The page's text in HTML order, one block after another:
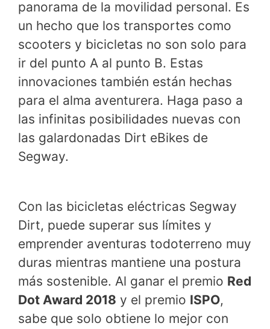
panorama de la movilidad personal. Es
un hecho que los transportes como
scooters y bicicletas no son solo para
ir del punto A al punto B. Estas
innovaciones también están hechas
para el alma aventurera. Haga paso a
las infinitas posibilidades nuevas con
las galardonadas Dirt eBikes de
Segway.
Con las bicicletas eléctricas Segway
Dirt, puede superar sus límites y
emprender aventuras todoterreno muy
duras mientras mantiene una postura
más sostenible. Al ganar el premio Red
Dot Award 2018 y el premio ISPO,
sabe que solo obtiene lo mejor con